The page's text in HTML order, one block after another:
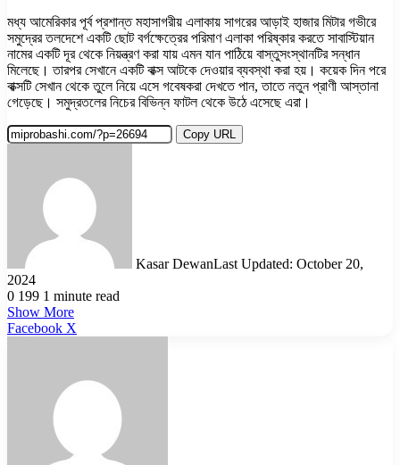
মধ্য আমেরিকার পূর্ব প্রশান্ত মহাসাগরীয় এলাকায় সাগরের আড়াই হাজার মিটার গভীরে
সমুদ্রের তলদেশে একটি ছোট বর্গক্ষেত্রের পরিমাণ এলাকা পরিষ্কার করতে সাবাস্টিয়ান
নামের একটি দূর থেকে নিয়ন্ত্রণ করা যায় এমন যান পাঠিয়ে বাস্তুসংস্থানটির সন্ধান
মিলেছে। তারপর সেখানে একটি বাক্স আটকে দেওয়ার ব্যবস্থা করা হয়। কয়েক দিন পরে
বাক্সটি সেখান থেকে তুলে নিয়ে এসে গবেষকরা দেখতে পান, তাতে নতুন প্রাণী আস্তানা
গেড়েছে। সমুদ্রতলের নিচের বিভিন্ন ফাটল থেকে উঠে এসেছে এরা।
Copy URL
Kasar DewanLast Updated: October 20,
2024
0 199 1 minute read
Show More
Facebook X